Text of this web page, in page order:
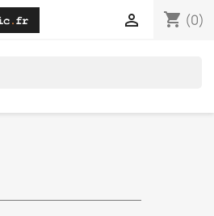
shopping_cart (0)
